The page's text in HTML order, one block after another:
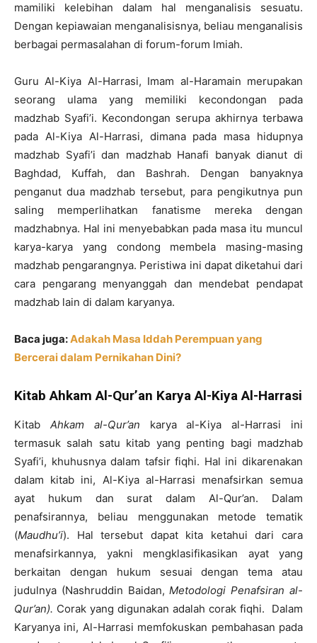
mamiliki kelebihan dalam hal menganalisis sesuatu.
Dengan kepiawaian menganalisisnya, beliau menganalisis
berbagai permasalahan di forum-forum lmiah.
Guru Al-Kiya Al-Harrasi, Imam al-Haramain merupakan
seorang ulama yang memiliki kecondongan pada
madzhab Syafi’i. Kecondongan serupa akhirnya terbawa
pada Al-Kiya Al-Harrasi, dimana pada masa hidupnya
madzhab Syafi’i dan madzhab Hanafi banyak dianut di
Baghdad, Kuffah, dan Bashrah. Dengan banyaknya
penganut dua madzhab tersebut, para pengikutnya pun
saling memperlihatkan fanatisme mereka dengan
madzhabnya. Hal ini menyebabkan pada masa itu muncul
karya-karya yang condong membela masing-masing
madzhab pengarangnya. Peristiwa ini dapat diketahui dari
cara pengarang menyanggah dan mendebat pendapat
madzhab lain di dalam karyanya.
Baca juga:Adakah Masa Iddah Perempuan yang
Bercerai dalam Pernikahan Dini?
Kitab Ahkam Al-Qur’an Karya Al-Kiya Al-Harrasi
Kitab Ahkam al-Qur’an karya al-Kiya al-Harrasi ini
termasuk salah satu kitab yang penting bagi madzhab
Syafi’i, khuhusnya dalam tafsir fiqhi. Hal ini dikarenakan
dalam kitab ini, Al-Kiya al-Harrasi menafsirkan semua
ayat hukum dan surat dalam Al-Qur’an. Dalam
penafsirannya, beliau menggunakan metode tematik
(Maudhu’i). Hal tersebut dapat kita ketahui dari cara
menafsirkannya, yakni mengklasifikasikan ayat yang
berkaitan dengan hukum sesuai dengan tema atau
judulnya (Nashruddin Baidan,Metodologi Penafsiran al-
Qur’an). Corak yang digunakan adalah corak fiqhi. Dalam
Karyanya ini, Al-Harrasi memfokuskan pembahasan pada